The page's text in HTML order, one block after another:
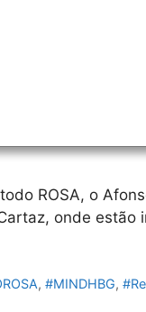
ROSA, o
onde estão
,#MINDHBG,